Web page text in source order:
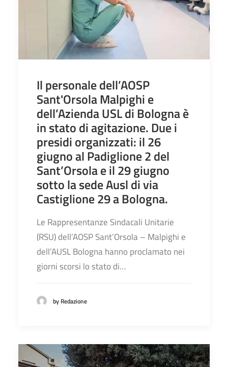
Il personale dell’AOSP
Sant'Orsola Malpighi e
dell’Azienda USL di Bologna è
in stato di agitazione. Due i
presidi organizzati: il 26
giugno al Padiglione 2 del
Sant’Orsola e il 29 giugno
sotto la sede Ausl di via
Castiglione 29 a Bologna.
Le Rappresentanze Sindacali Unitarie
(RSU) dell’AOSP Sant’Orsola – Malpighi e
dell’AUSL Bologna hanno proclamato nei
giorni scorsi lo stato di…
by Redazione